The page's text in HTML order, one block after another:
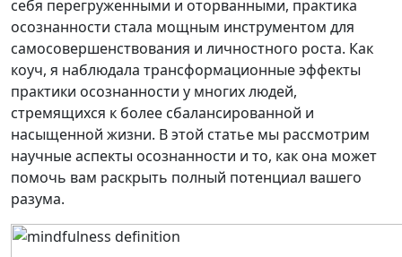
себя перегруженными и оторванными, практика
осознанности стала мощным инструментом для
самосовершенствования и личностного роста. Как
коуч, я наблюдала трансформационные эффекты
практики осознанности у многих людей,
стремящихся к более сбалансированной и
насыщенной жизни. В этой статье мы рассмотрим
научные аспекты осознанности и то, как она может
помочь вам раскрыть полный потенциал вашего
разума.